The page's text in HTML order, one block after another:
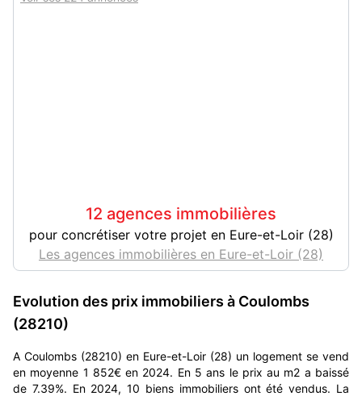
12 agences immobilières
pour concrétiser votre projet en Eure-et-Loir (28)
Les agences immobilières en Eure-et-Loir (28)
Evolution des prix immobiliers à Coulombs
(28210)
A Coulombs (28210) en Eure-et-Loir (28) un logement se vend
en moyenne 1 852€ en 2024. En 5 ans le prix au m2 a baissé
de 7.39%. En 2024, 10 biens immobiliers ont été vendus. La